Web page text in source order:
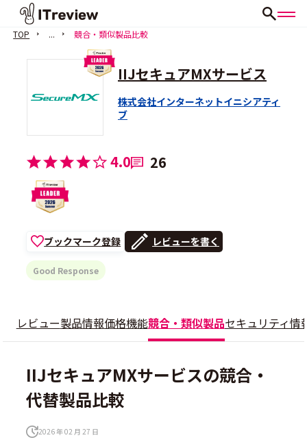
TOP ... 競合・類似製品比較
IIJセキュアMXサービス
株式会社インターネットイニシアティ
ブ
4.0 26
ブックマーク登録 レビューを書く
Good Response
レビュー製品情報価格機能競合・類似製品セキュリティ情
IIJセキュアMXサービスの競合・
代替製品比較
2026 年 02 月 27 日